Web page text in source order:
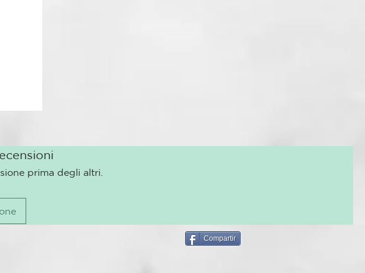
crear rizos y ondas perfectamente formados y sin frizz.
Difusor para ghd air® y ghd helios
prima degli altri.
Compartir